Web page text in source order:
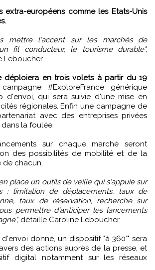
extra-européens comme les Etats-Unis
mettre l'accent sur les marchés de
fil conducteur, le tourisme durable",
Leboucher.
déploiera en trois volets à partir du 19
#ExploreFrance générique
d'envoi, qui sera suivie d'une mise en
régionales. Enfin une campagne de
avec des entreprises privées
la foulée.
sur chaque marché seront
des possibilités de mobilité et de la
de chacun.
place un outils de veille qui s'appuie sur
: limitation de déplacements, taux de
taux de réservation, recherche sur
permettre d'anticiper les lancements
détaille Caroline Leboucher.
donné, un dispositif "à 360°" sera
des actions auprès de la presse, et
digital notamment sur les réseaux